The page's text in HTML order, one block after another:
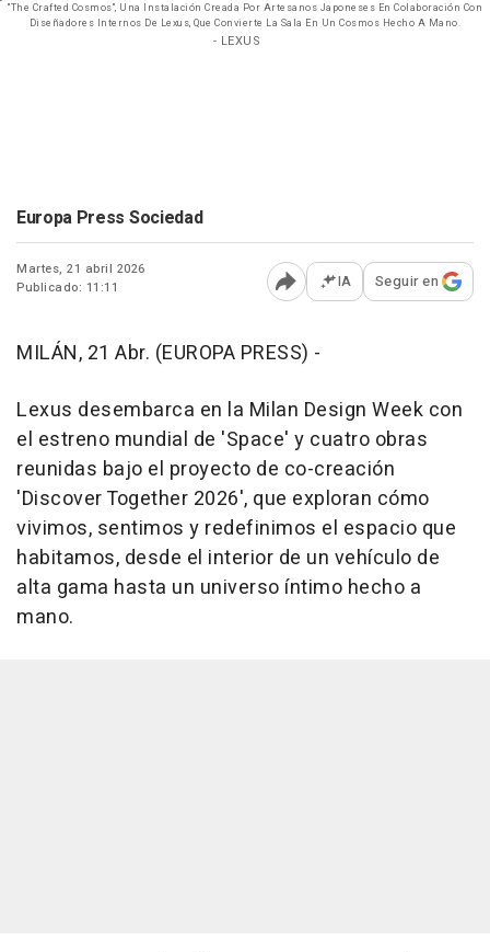
"The Crafted Cosmos", Una Instalación Creada Por Artesanos Japoneses En Colaboración Con
Diseñadores Internos De Lexus, Que Convierte La Sala En Un Cosmos Hecho A Mano.
- LEXUS
Europa Press Sociedad
Martes, 21 abril 2026
Publicado: 11:11
Abrir opciones para
IA Seguir en
MILÁN, 21 Abr. (EUROPA PRESS) -
Lexus desembarca en la Milan Design Week con
el estreno mundial de 'Space' y cuatro obras
reunidas bajo el proyecto de co-creación
'Discover Together 2026', que exploran cómo
vivimos, sentimos y redefinimos el espacio que
habitamos, desde el interior de un vehículo de
alta gama hasta un universo íntimo hecho a
mano.